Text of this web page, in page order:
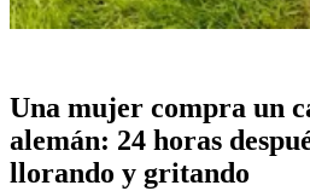
Una mujer compra un
alemán: 24 horas
llorando y gritando